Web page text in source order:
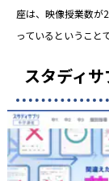
座は、映像授業数が
っているということで
スタディ